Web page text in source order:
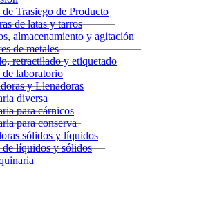
Trasiego de Producto
de latas y tarros
almacenamiento y agitación
de metales
retractilado y etiquetado
laboratorio
y Llenadoras
diversa
para cárnicos
para conserva
sólidos y líquidos
líquidos y sólidos